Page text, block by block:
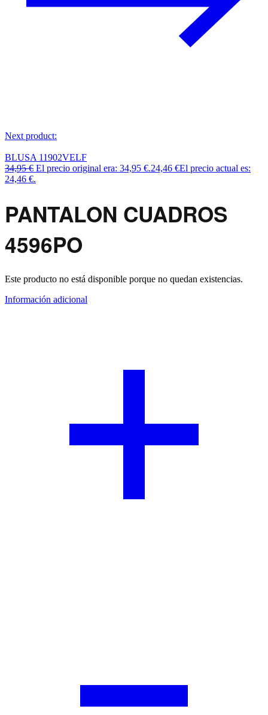
Next product:
BLUSA 11902VELF
34,95€ El precio original era: 34,95 €.24,46 €El precio actual es:
24,46 €.
PANTALON CUADROS
4596PO
Este producto no está disponible porque no quedan existencias.
Información adicional